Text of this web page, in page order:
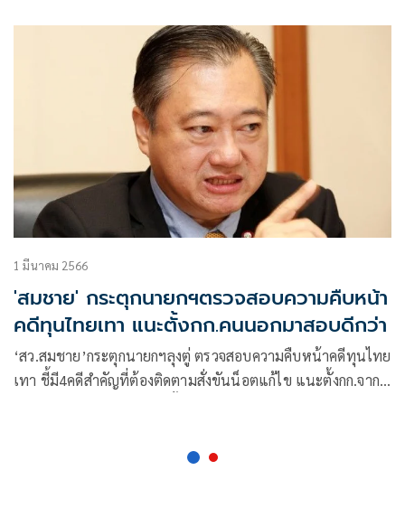
1 มีนาคม 2566
'สมชาย' กระตุกนายกฯตรวจสอบความคืบหน้า
คดีทุนไทยเทา แนะตั้งกก.คนนอกมาสอบดีกว่า
‘สว.สมชาย’กระตุกนายกฯลุงตู่ ตรวจสอบความคืบหน้าคดีทุนไทย
เทา ชี้มี4คดีสำคัญที่ต้องติดตามสั่งขันน็อตแก้ไข แนะตั้งกก.จาก